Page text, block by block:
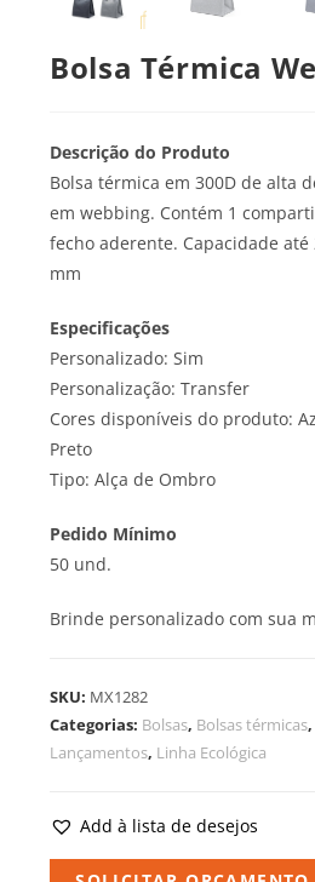
Bolsa Térmica
Descrição do Produto
Bolsa térmica em 300D de alta
em webbing. Contém 1
fecho aderente. Capacidade até
mm
Especificações
Personalizado: Sim
Personalização: Transfer
Cores disponíveis do produto:
Preto
Tipo: Alça de Ombro
Pedido Mínimo
50 und.
Brinde personalizado com sua
SKU: MX1282
Categorias: Bolsas, Bolsas térmicas,
Lançamentos, Linha Ecológica
Add à lista de desejos